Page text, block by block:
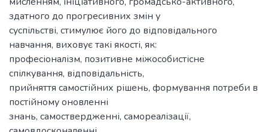
здатного до прогресивних змін у
суспільстві, стимулює його до відповідального
навчання, виховує такі якості, як:
професіоналізм, позитивне міжособистісне
спілкування, відповідальність,
прийняття самостійних рішень, формування потреби в
постійному оновленні
знань, самоствердженні, самореалізації,